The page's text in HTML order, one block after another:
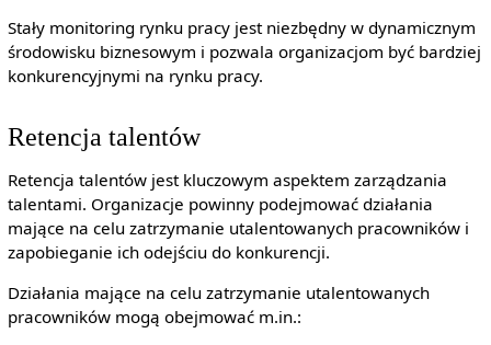
Stały monitoring rynku pracy jest niezbędny w dynamicznym
środowisku biznesowym i pozwala organizacjom być bardziej
konkurencyjnymi na rynku pracy.
Retencja talentów
Retencja talentów jest kluczowym aspektem zarządzania
talentami. Organizacje powinny podejmować działania
mające na celu zatrzymanie utalentowanych pracowników i
zapobieganie ich odejściu do konkurencji.
Działania mające na celu zatrzymanie utalentowanych
pracowników mogą obejmować m.in.: